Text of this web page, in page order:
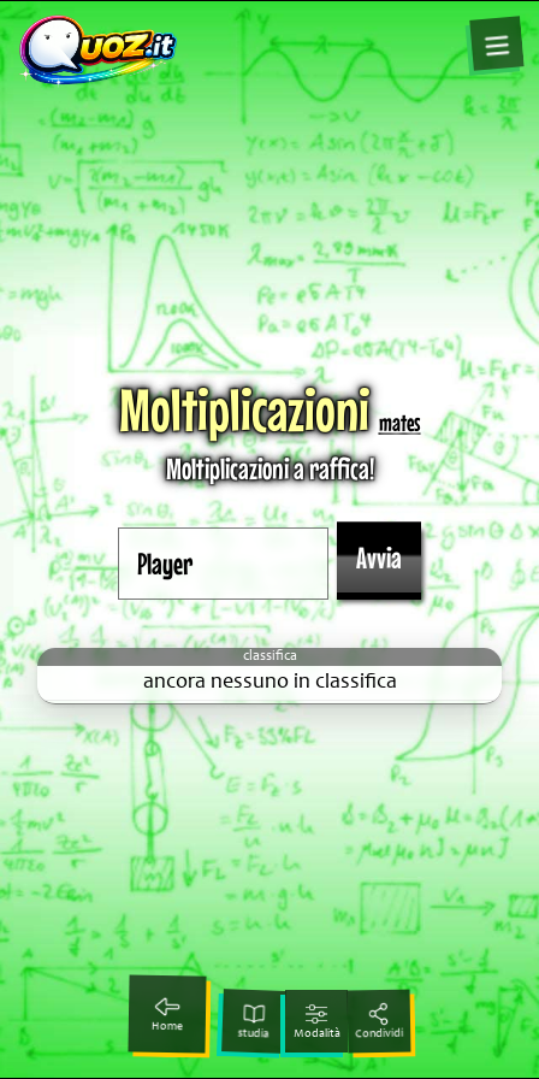
Moltiplicazionimates
Moltiplicazioni a raffica!
ancora nessuno in classifica
Home
studia Modalità Condividi